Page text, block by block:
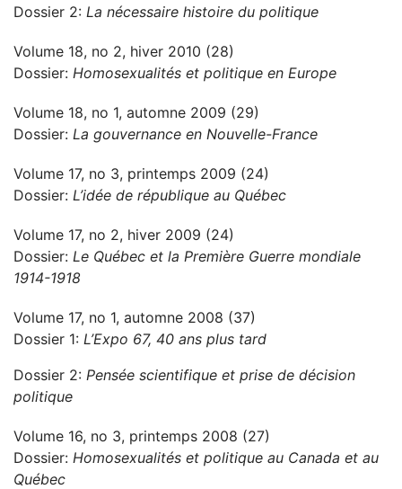
Dossier 2: La nécessaire histoire du politique
Volume 18, no 2, hiver 2010 (28)
Dossier: Homosexualités et politique en Europe
Volume 18, no 1, automne 2009 (29)
Dossier: La gouvernance en Nouvelle-France
Volume 17, no 3, printemps 2009 (24)
Dossier: L’idée de république au Québec
Volume 17, no 2, hiver 2009 (24)
Dossier: Le Québec et la Première Guerre mondiale
1914-1918
Volume 17, no 1, automne 2008 (37)
Dossier 1: L’Expo 67, 40 ans plus tard
Dossier 2: Pensée scientifique et prise de décision
politique
Volume 16, no 3, printemps 2008 (27)
Dossier: Homosexualités et politique au Canada et au
Québec